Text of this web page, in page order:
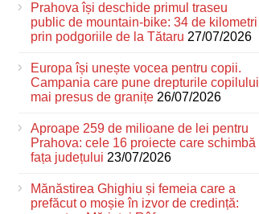
Prahova își deschide primul traseu
public de mountain-bike: 34 de kilometri
prin podgoriile de la Tătaru 27/07/2026
Europa își unește vocea pentru copii.
Campania care pune drepturile copilului
mai presus de granițe 26/07/2026
Aproape 259 de milioane de lei pentru
Prahova: cele 16 proiecte care schimbă
fața județului 23/07/2026
Mănăstirea Ghighiu și femeia care a
prefăcut o moșie în izvor de credință: